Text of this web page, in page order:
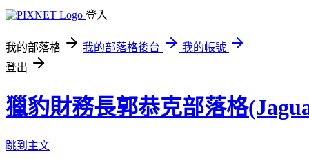
登入
我的部落格 我的部落格後台
我的帳號
登出
獵豹財務長郭恭克部落格
跳到主文